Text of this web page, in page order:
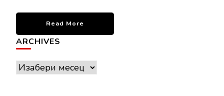
Read More
ARCHIVES
Archives